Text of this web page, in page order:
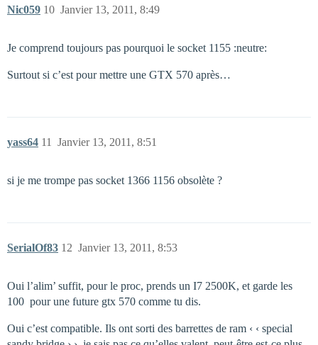
Nic059 Janvier 13, 2011, 8:49
10
Je comprend toujours pas pourquoi le socket 1155 :neutre:
Surtout si c’est pour mettre une GTX 570 après…
yass64 Janvier 13, 2011, 8:51
11
si je me trompe pas socket 1366 1156 obsolète ?
SerialOf83 Janvier 13, 2011, 8:53
12
Oui l’alim’ suffit, pour le proc, prends un I7 2500K, et garde les
100  pour une future gtx 570 comme tu dis.
Oui c’est compatible. Ils ont sorti des barrettes de ram ‹ ‹ special